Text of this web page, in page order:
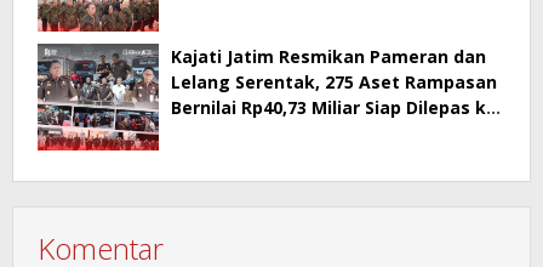
Kajati Jatim Resmikan Pameran dan
Lelang Serentak, 275 Aset Rampasan
Bernilai Rp40,73 Miliar Siap Dilepas ke
Komentar